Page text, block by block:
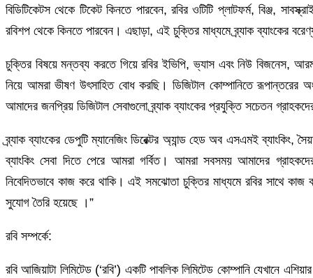
বিডিটিকেটস থেকে টিকেট কিনতে পারবেন, রবির ওটিটি প্লাটফর্ম, বিঞ্জ,
রবিশপ থেকে কিনতে পারবেন। এছাড়া, এই চুক্তির মাধ্যমে ব্র্যাক ব্যাংকের
চুক্তির বিষয়ে মন্তব্য করতে গিয়ে রবির ইভিপি, ভ্যাস এবং নিউ বিজনেস,
নিয়ে আমরা ভীষণ উৎসাহিত বোধ করছি। ডিজিটাল কোম্পানিতে
আমাদের জনপ্রিয় ডিজিটাল সেবাগুলো ব্র্যাক ব্যাংকের প্রযুক্তি সচেতন
ব্র্যাক ব্যাংকের ডেপুটি ম্যানেজিং ডিরেক্টর অ্যান্ড হেড অব এসএমই
ব্যাংকিং সেবা দিতে পেরে আমরা গর্বিত। আমরা সবসময় আমাদের
নিবেদিতভাবে কাজ করে থাকি। এই সমঝোতা চুক্তির মাধ্যমে রবির সাথে
সুযোগ তৈরি হয়েছে ।”
রবি সম্পর্কে:
রবি আজিয়াটা লিমিটেড (‘রবি’) একটি পাবলিক লিমিটেড কোম্পানি যেখানে